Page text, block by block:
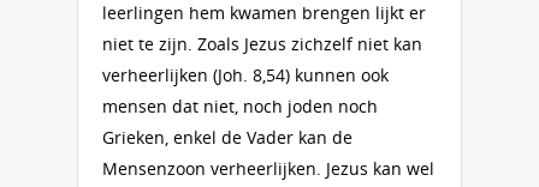
leerlingen hem kwamen brengen lijkt er
niet te zijn. Zoals Jezus zichzelf niet kan
verheerlijken (Joh. 8,54) kunnen ook
mensen dat niet, noch joden noch
Grieken, enkel de Vader kan de
Mensenzoon verheerlijken. Jezus kan wel